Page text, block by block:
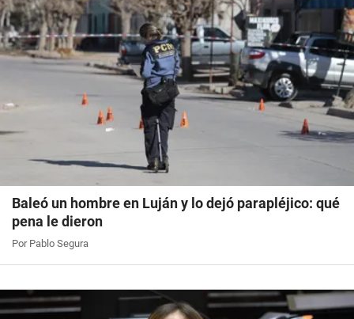
Baleó un hombre en Luján y lo dejó parapléjico: qué
pena le dieron
Por Pablo Segura